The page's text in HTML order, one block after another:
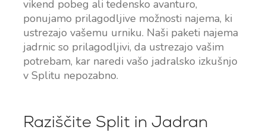
vikend pobeg ali tedensko avanturo,
ponujamo prilagodljive možnosti najema, ki
ustrezajo vašemu urniku. Naši paketi najema
jadrnic so prilagodljivi, da ustrezajo vašim
potrebam, kar naredi vašo jadralsko izkušnjo
v Splitu nepozabno.
Raziščite Split in Jadran